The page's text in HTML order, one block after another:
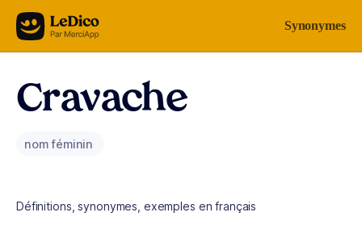
Aller au contenu Synonymes
Cravache
nom féminin
Définitions, synonymes, exemples en français